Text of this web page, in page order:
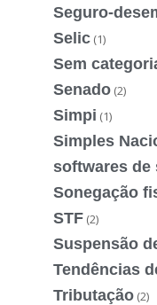
Seguro-
Selic (1)
Sem
Senado (2)
Simpi (1)
Simples
softwares de
Sonegação
STF (2)
Suspensão
Tendências
Tributação (2)